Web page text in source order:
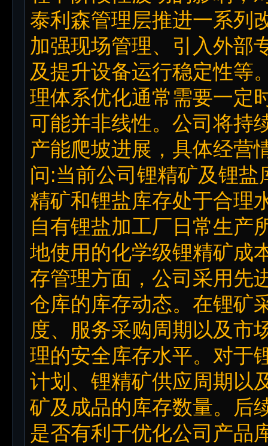
泰利森管理层推进一系列
加强现场管理、引入外部
及提升设备运行稳定性等
理体系优化通常需要一定
可能并非线性。公司将持
产能爬坡进展，具体经营
问:当前公司锂精矿及锂
精矿和锂盐库存处于合理
自有锂盐加工厂日常生产
地使用的化学级锂精矿成
存管理方面，公司采用先
仓库的库存动态。在锂矿
度、服务采购周期以及市
理的安全库存水平。对于
计划、锂精矿供应周期以
矿及成品的库存数量。后
是否有利于优化公司产品